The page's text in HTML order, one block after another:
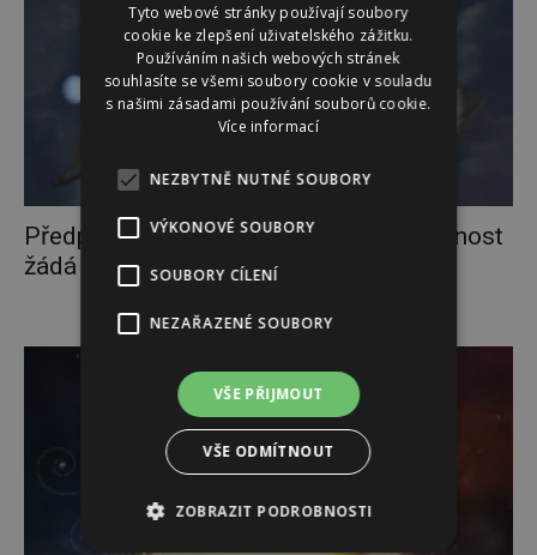
Předpověď Ality Zaurak: V říjnu o pozornost
žádá láska a vztahy
Tyto webové stránky používají soubory
cookie ke zlepšení uživatelského zážitku.
Používáním našich webových stránek
souhlasíte se všemi soubory cookie v souladu
s našimi zásadami používání souborů cookie.
Více informací
NEZBYTNĚ NUTNÉ SOUBORY
VÝKONOVÉ SOUBORY
SOUBORY CÍLENÍ
NEZAŘAZENÉ SOUBORY
VŠE PŘIJMOUT
VŠE ODMÍTNOUT
ZOBRAZIT PODROBNOSTI